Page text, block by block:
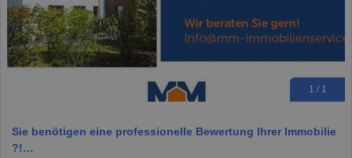
1 / 1
Sie benötigen eine professionelle Bewertung Ihrer Immobilie
?!…